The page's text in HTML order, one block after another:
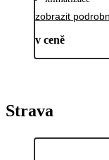
zobrazit
v ceně
Strava